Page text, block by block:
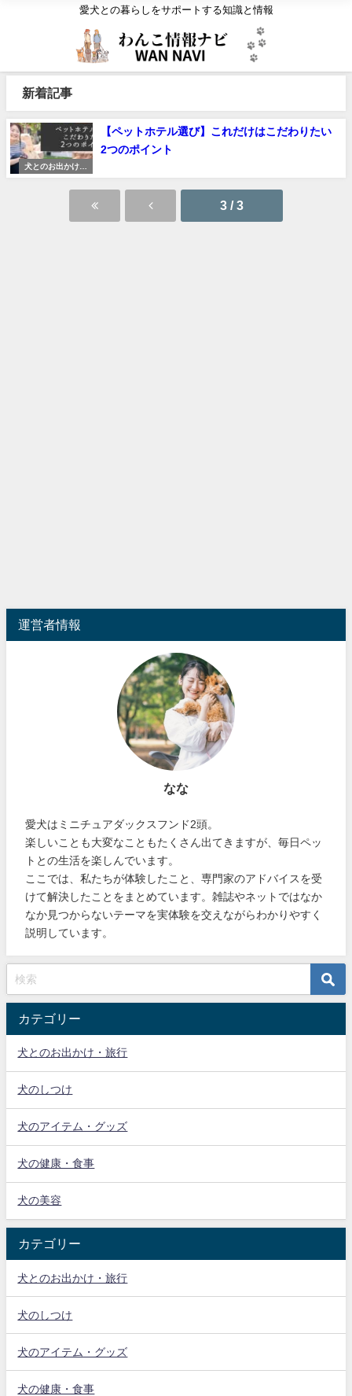
愛犬との暮らしをサポートする知識と情報
新着記事
犬とのお出かけ・
旅行
【ペットホテル選び】これだけはこだわりたい
2つのポイント
3 / 3
運営者情報
なな
愛犬はミニチュアダックスフンド2頭。
楽しいことも大変なこともたくさん出てきますが、毎日ペッ
トとの生活を楽しんでいます。
ここでは、私たちが体験したこと、専門家のアドバイスを受
けて解決したことをまとめています。雑誌やネットではなか
なか見つからないテーマを実体験を交えながらわかりやすく
説明しています。
カテゴリー
犬とのお出かけ・旅行
犬のしつけ
犬のアイテム・グッズ
犬の健康・食事
犬の美容
カテゴリー
犬とのお出かけ・旅行
犬のしつけ
犬のアイテム・グッズ
犬の健康・食事